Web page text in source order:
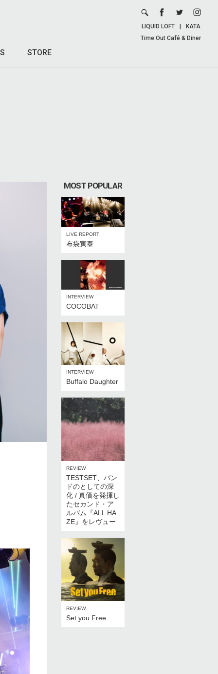
STORE
LIQUID LOFT
KATA
Time Out Café & Diner
MOST POPULAR
LIVE REPORT
布袋寅泰
INTERVIEW
COCOBAT
INTERVIEW
Buffalo Daughter
REVIEW
TESTSET、バン
ドのとしての深
化 / 真価を発揮し
たセカンド・ア
ルバム『ALL HA
ZE』をレヴュー
REVIEW
Set you Free